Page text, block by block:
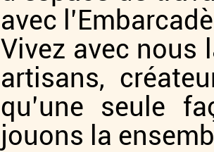
avec
Vivez avec nous
artisans,
qu’une seule
jouons la